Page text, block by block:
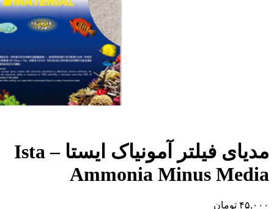
مدیای فیلتر آمونیاک ایستا – Ista
Ammonia Minus Media
۴۵,۰۰۰ تومان